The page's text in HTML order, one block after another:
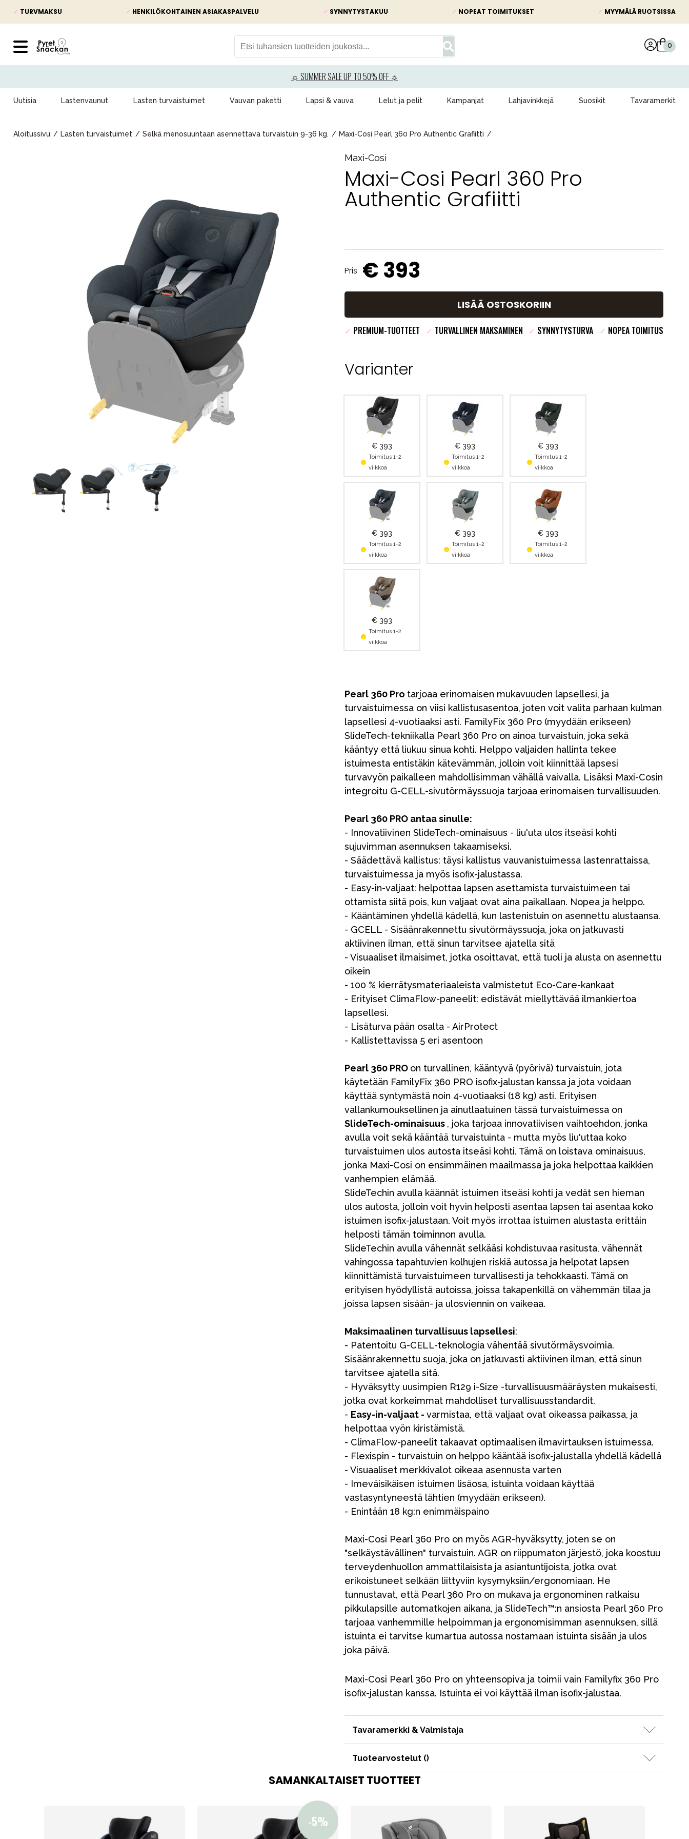
✓ TURVMAKSU ✓ HENKILÖKOHTAINEN ASIAKASPALVELU ✓ SYNNYTYSTAKUU ✓ NOPEAT TOIMITUKSET ✓ MYYMÄLÄ RUOTSISSA
☼ SUMMER SALE UP TO 50% OFF ☼
Uutisia Lastenvaunut Lasten turvaistuimet Vauvan paketti Lapsi & vauva Lelut ja pelit Kampanjat Lahjavinkkejä Suosikit Tavaramerkit
Aloitussivu Lasten turvaistuimet Selkä menosuuntaan asennettava turvaistuin 9-36 kg. Maxi-Cosi Pearl 360 Pro Authentic Grafiitti
Maxi-Cosi
Maxi-Cosi Pearl 360 Pro
Authentic Grafiitti
Pris € 393
LISÄÄ OSTOSKORIIN
✓ PREMIUM-TUOTTEET ✓ TURVALLINEN MAKSAMINEN ✓ SYNNYTYSTURVA ✓ NOPEA TOIMITUS
Varianter
€ 393
Toimitus 1-2
viikkoa
€ 393
Toimitus 1-2
viikkoa
€ 393
Toimitus 1-2
viikkoa
€ 393
Toimitus 1-2
viikkoa
€ 393
Toimitus 1-2
viikkoa
€ 393
Toimitus 1-2
viikkoa
€ 393
Toimitus 1-2
viikkoa
Pearl 360 Pro tarjoaa erinomaisen mukavuuden lapsellesi, ja
turvaistuimessa on viisi kallistusasentoa, joten voit valita parhaan kulman
lapsellesi 4-vuotiaaksi asti. FamilyFix 360 Pro (myydään erikseen)
SlideTech-tekniikalla Pearl 360 Pro on ainoa turvaistuin, joka sekä
kääntyy että liukuu sinua kohti. Helppo valjaiden hallinta tekee
istuimesta entistäkin kätevämmän, jolloin voit kiinnittää lapsesi
turvavyön paikalleen mahdollisimman vähällä vaivalla. Lisäksi Maxi-Cosin
integroitu G-CELL-sivutörmäyssuoja tarjoaa erinomaisen turvallisuuden.
Pearl 360 PRO antaa sinulle:
- Innovatiivinen SlideTech-ominaisuus - liu'uta ulos itseäsi kohti
sujuvimman asennuksen takaamiseksi.
- Säädettävä kallistus: täysi kallistus vauvanistuimessa lastenrattaissa,
turvaistuimessa ja myös isofix-jalustassa.
- Easy-in-valjaat: helpottaa lapsen asettamista turvaistuimeen tai
ottamista siitä pois, kun valjaat ovat aina paikallaan. Nopea ja helppo.
- Kääntäminen yhdellä kädellä, kun lastenistuin on asennettu alustaansa.
- GCELL - Sisäänrakennettu sivutörmäyssuoja, joka on jatkuvasti
aktiivinen ilman, että sinun tarvitsee ajatella sitä
- Visuaaliset ilmaisimet, jotka osoittavat, että tuoli ja alusta on asennettu
oikein
- 100 % kierrätysmateriaaleista valmistetut Eco-Care-kankaat
- Erityiset ClimaFlow-paneelit: edistävät miellyttävää ilmankiertoa
lapsellesi.
- Lisäturva pään osalta - AirProtect
- Kallistettavissa 5 eri asentoon
Pearl 360 PRO on turvallinen, kääntyvä (pyörivä) turvaistuin, jota
käytetään FamilyFix 360 PRO isofix-jalustan kanssa ja jota voidaan
käyttää syntymästä noin 4-vuotiaaksi (18 kg) asti. Erityisen
vallankumouksellinen ja ainutlaatuinen tässä turvaistuimessa on
SlideTech-ominaisuus , joka tarjoaa innovatiivisen vaihtoehdon, jonka
avulla voit sekä kääntää turvaistuinta - mutta myös liu'uttaa koko
turvaistuimen ulos autosta itseäsi kohti. Tämä on loistava ominaisuus,
jonka Maxi-Cosi on ensimmäinen maailmassa ja joka helpottaa kaikkien
vanhempien elämää.
SlideTechin avulla käännät istuimen itseäsi kohti ja vedät sen hieman
ulos autosta, jolloin voit hyvin helposti asentaa lapsen tai asentaa koko
istuimen isofix-jalustaan. Voit myös irrottaa istuimen alustasta erittäin
helposti tämän toiminnon avulla.
SlideTechin avulla vähennät selkääsi kohdistuvaa rasitusta, vähennät
vahingossa tapahtuvien kolhujen riskiä autossa ja helpotat lapsen
kiinnittämistä turvaistuimeen turvallisesti ja tehokkaasti. Tämä on
erityisen hyödyllistä autoissa, joissa takapenkillä on vähemmän tilaa ja
joissa lapsen sisään- ja ulosviennin on vaikeaa.
Maksimaalinen turvallisuus lapsellesi:
- Patentoitu G-CELL-teknologia vähentää sivutörmäysvoimia.
Sisäänrakennettu suoja, joka on jatkuvasti aktiivinen ilman, että sinun
tarvitsee ajatella sitä.
- Hyväksytty uusimpien R129 i-Size -turvallisuusmääräysten mukaisesti,
jotka ovat korkeimmat mahdolliset turvallisuusstandardit.
- Easy-in-valjaat - varmistaa, että valjaat ovat oikeassa paikassa, ja
helpottaa vyön kiristämistä.
- ClimaFlow-paneelit takaavat optimaalisen ilmavirtauksen istuimessa.
- Flexispin - turvaistuin on helppo kääntää isofix-jalustalla yhdellä kädellä
- Visuaaliset merkkivalot oikeaa asennusta varten
- Imeväisikäisen istuimen lisäosa, istuinta voidaan käyttää
vastasyntyneestä lähtien (myydään erikseen).
- Enintään 18 kg:n enimmäispaino
Maxi-Cosi Pearl 360 Pro on myös AGR-hyväksytty, joten se on
"selkäystävällinen" turvaistuin. AGR on riippumaton järjestö, joka koostuu
terveydenhuollon ammattilaisista ja asiantuntijoista, jotka ovat
erikoistuneet selkään liittyviin kysymyksiin/ergonomiaan. He
tunnustavat, että Pearl 360 Pro on mukava ja ergonominen ratkaisu
pikkulapsille automatkojen aikana, ja SlideTech™:n ansiosta Pearl 360 Pro
tarjoaa vanhemmille helpoimman ja ergonomisimman asennuksen, sillä
istuinta ei tarvitse kumartua autossa nostamaan istuinta sisään ja ulos
joka päivä.
Maxi-Cosi Pearl 360 Pro on yhteensopiva ja toimii vain Familyfix 360 Pro
isofix-jalustan kanssa. Istuinta ei voi käyttää ilman isofix-jalustaa.
Tavaramerkki & Valmistaja
Tuotearvostelut ()
SAMANKALTAISET TUOTTEET
VÅRT SORTIMENT
Äiti & Isä
Huonekalut & vuodevaatteet
Tarvikkeet
Varaosat
Kampanjat
Lahjavinkkejä
Suosikit
Tavaramerkit
Ota meihin yhteyttä osoitteessa Myymälämme